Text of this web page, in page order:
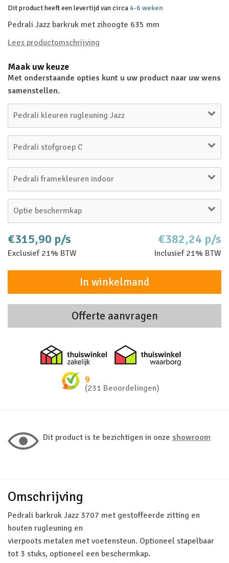
Dit product heeft een levertijd van circa4-6 weken
Pedrali Jazz barkruk met zihoogte 635 mm
Lees productomschrijving
Maak uw keuze
Met onderstaande opties kunt u uw product naar uw wens
samenstellen.
Pedrali kleuren rugleuning Jazz
Pedrali stofgroep C
Pedrali framekleuren indoor
Optie beschermkap
€315,90 p/s
Exclusief 21% BTW
€382,24 p/s
Inclusief 21% BTW
In winkelmand
Offerte aanvragen
Thuiswinkel zakelijk
9
(231 Beoordelingen)
Dit product is te bezichtigen in onze showroom
Omschrijving
Pedrali barkruk Jazz 3707 met gestoffeerde zitting en
houten rugleuning en
vierpoots metalen met voetensteun. Optioneel stapelbaar
tot 3 stuks, optioneel een beschermkap.